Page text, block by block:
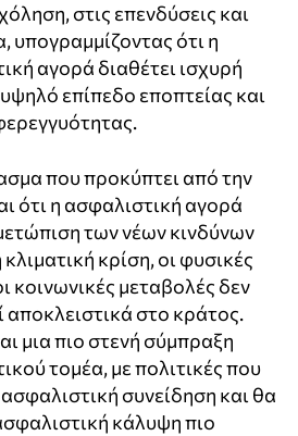
στις επενδύσεις και
υπογραμμίζοντας ότι η
αγορά διαθέτει ισχυρή
επίπεδο εποπτείας και
που προκύπτει από την
ότι η ασφαλιστική αγορά
των νέων κινδύνων
κρίση, οι φυσικές
κοινωνικές μεταβολές δεν
αποκλειστικά στο κράτος.
μια πιο στενή σύμπραξη
τομέα, με πολιτικές που
συνείδηση και θα
κάλυψη πιο